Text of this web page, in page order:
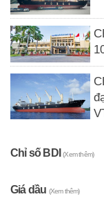
Chỉ số BDI(Xem thêm)
Giá dầu (Xem thêm)